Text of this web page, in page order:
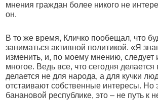
мнения граждан более никого не
он.
В то же время, Кличко пообещал, что
заниматься активной политикой. «Я
изменить, и, по моему мнению, следует
многое. Ведь все, что сегодня делается
делается не для народа, а для кучки
отстаивают собственные интересы. Но
банановой республике, это – не путь к